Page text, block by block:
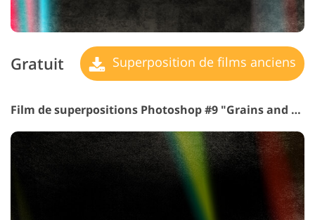
Gratuit Superposition de films anciens
Film de superpositions Photoshop #9 "Grains and Light"